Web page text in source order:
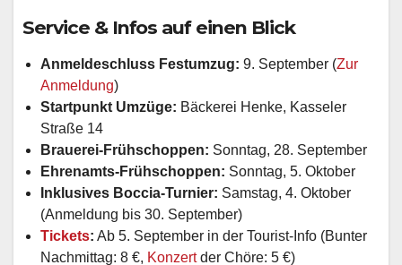
Service & Infos auf einen Blick
Anmeldeschluss Festumzug: 9. September (Zur
Anmeldung)
Startpunkt Umzüge: Bäckerei Henke, Kasseler
Straße 14
Brauerei-Frühschoppen: Sonntag, 28. September
Ehrenamts-Frühschoppen: Sonntag, 5. Oktober
Inklusives Boccia-Turnier: Samstag, 4. Oktober
(Anmeldung bis 30. September)
Tickets: Ab 5. September in der Tourist-Info (Bunter
Nachmittag: 8 €, Konzertder Chöre: 5 €)